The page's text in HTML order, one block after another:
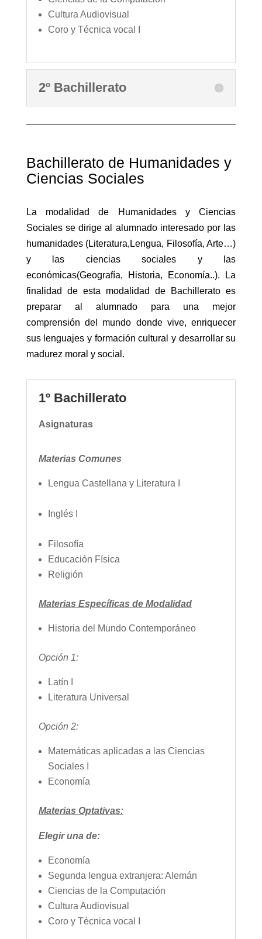
Cultura Audiovisual
Coro y Técnica vocal I
2º Bachillerato
Bachillerato de Humanidades y
Ciencias Sociales
La modalidad de Humanidades y Ciencias
Sociales se dirige al alumnado interesado por las
humanidades (Literatura,Lengua, Filosofía, Arte…)
y las ciencias sociales y las
económicas(Geografía, Historia, Economía..). La
finalidad de esta modalidad de Bachillerato es
preparar al alumnado para una mejor
comprensión del mundo donde vive, enriquecer
sus lenguajes y formación cultural y desarrollar su
madurez moral y social.
1º Bachillerato
Asignaturas
Materias Comunes
Lengua Castellana y Literatura I
Inglés I
Filosofía
Educación Física
Religión
Materias Específicas de Modalidad
Historia del Mundo Contemporáneo
Opción 1:
Latín I
Literatura Universal
Opción 2:
Matemáticas aplicadas a las Ciencias
Sociales I
Economía
Materias Optativas:
Elegir una de:
Economía
Segunda lengua extranjera: Alemán
Ciencias de la Computación
Cultura Audiovisual
Coro y Técnica vocal I